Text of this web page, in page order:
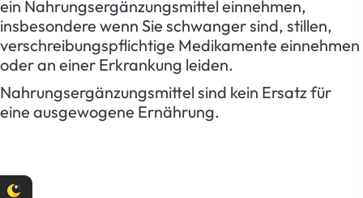
ein Nahrungsergänzungsmittel einnehmen,
insbesondere wenn Sie schwanger sind, stillen,
verschreibungspflichtige Medikamente einnehmen
oder an einer Erkrankung leiden.
Nahrungsergänzungsmittel sind kein Ersatz für
eine ausgewogene Ernährung.